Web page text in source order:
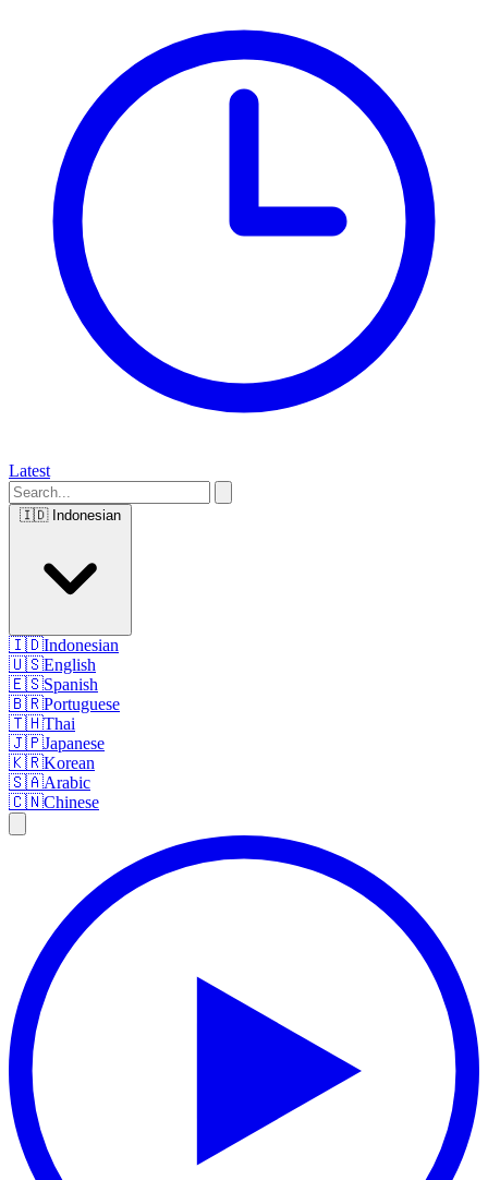
Latest
🇮🇩 Indonesian
🇮🇩Indonesian
🇺🇸English
🇪🇸Spanish
🇧🇷Portuguese
🇹🇭Thai
🇯🇵Japanese
🇰🇷Korean
🇸🇦Arabic
🇨🇳Chinese